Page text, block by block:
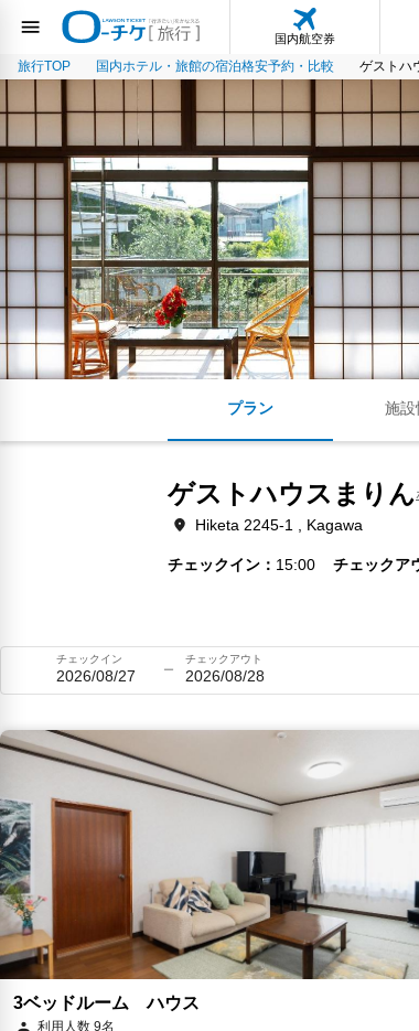
国内航空券
旅行TOP 国内ホテル・旅館の宿泊格安予約・比較 ゲストハ
プラン 施設
ゲストハウスまりん
Hiketa 2245-1 , Kagawa
チェックイン 15:00 チェックア
チェックイン
2026/08/27
チェックアウト
2026/08/28
3ベッドルーム ハウス
利用人数 9名